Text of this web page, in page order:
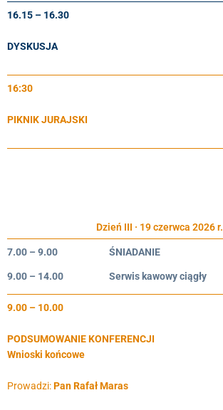
16.15 – 16.30
DYSKUSJA
16:30
PIKNIK JURAJSKI
Dzień III · 19 czerwca 2026 r.
7.00 – 9.00 ŚNIADANIE
9.00 – 14.00 Serwis kawowy ciągły
9.00 – 10.00
PODSUMOWANIE KONFERENCJI
Wnioski końcowe
Prowadzi:Pan Rafał Maras